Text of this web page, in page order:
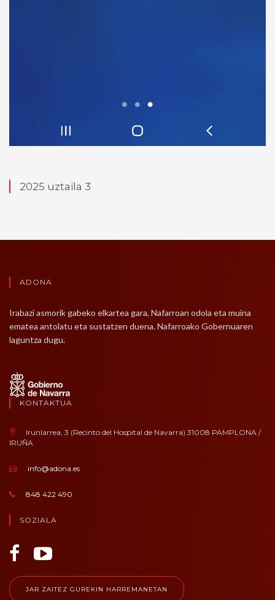
2025 uztaila 3
ADONA
Irabazi asmorik gabeko elkartea gara, Nafarroan odola eta muina
ematea antolatu eta sustatzen duena. Nafarroako Gobernuaren
laguntza dugu.
KONTAKTUA
Irunlarrea, 3 (Recinto del Hospital de Navarra) 31008 PAMPLONA /
IRUÑA
info@adona.es
848 422 490
SOZIALA
JAR ZAITEZ GUREKIN HARREMANETAN